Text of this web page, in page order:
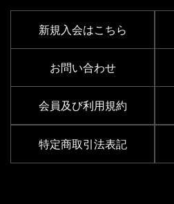
新規入会はこちら
お問い合わせ
会員及び利用規約
特定商取引法表記